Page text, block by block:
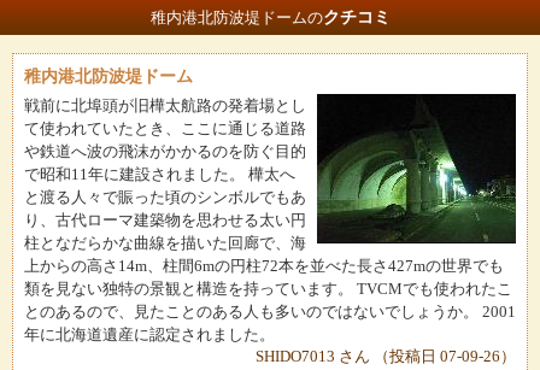
稚内港北防波堤ドームのクチコミ
稚内港北防波堤ドーム
戦前に北埠頭が旧樺太航路の発着場とし
て使われていたとき、ここに通じる道路
や鉄道へ波の飛沫がかかるのを防ぐ目的
で昭和11年に建設されました。 樺太へ
と渡る人々で賑った頃のシンボルでもあ
り、古代ローマ建築物を思わせる太い円
柱となだらかな曲線を描いた回廊で、海
上からの高さ14m、柱間6mの円柱72本を並べた長さ427mの世界でも
類を見ない独特の景観と構造を持っています。 TVCMでも使われたこ
とのあるので、見たことのある人も多いのではないでしょうか。 2001
年に北海道遺産に認定されました。
SHIDO7013 さん （投稿日 07-09-26）